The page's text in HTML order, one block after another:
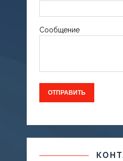
Сообщение